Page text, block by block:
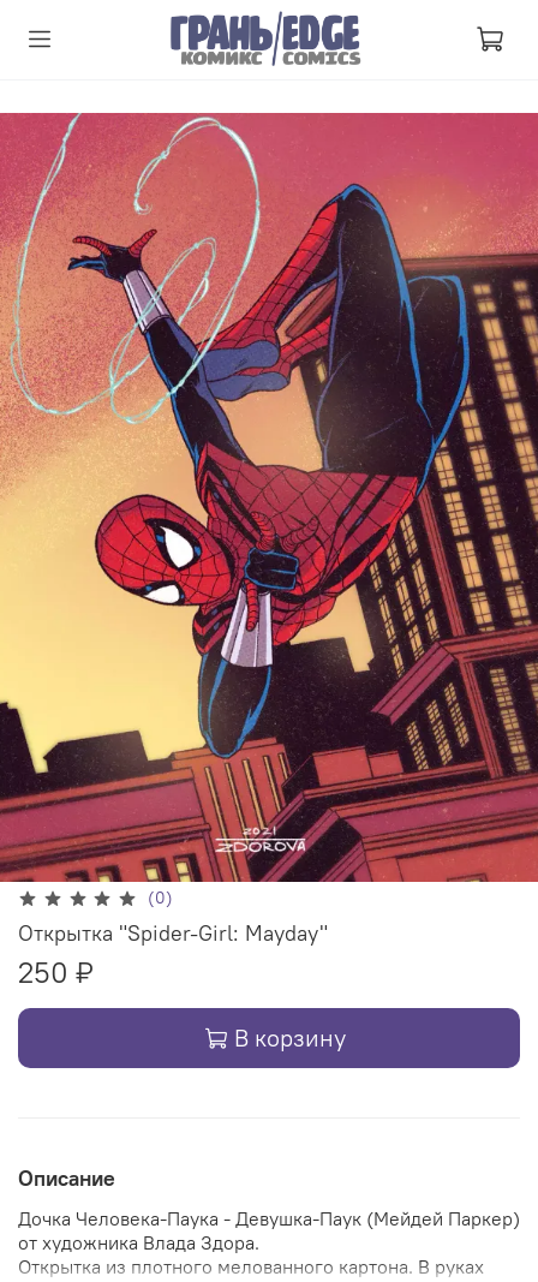
(0)
Открытка "Spider-Girl: Mayday"
250 ₽
В корзину
Описание
Дочка Человека-Паука - Девушка-Паук (Мейдей Паркер)
от художника Влада Здора.
Открытка из плотного мелованного картона. В руках